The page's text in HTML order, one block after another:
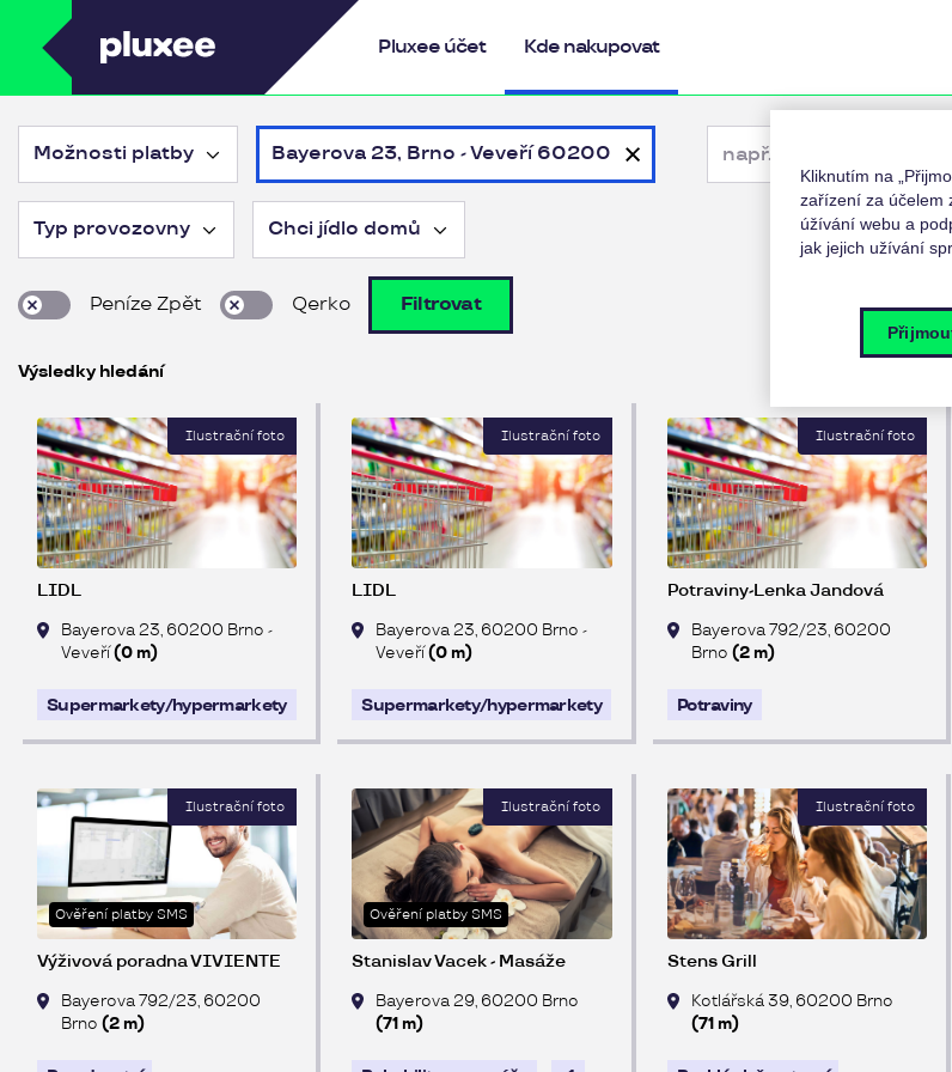
PluxeePluxee účet Kde nakupovat
Možnosti platby Bayerova 23, Brno - Veveří 60200
Typ provozovny Chci jídlo domů
Peníze Zpět Qerko Filtrovat
Výsledky hledání
LIDL
Bayerova 23, 60200 Brno -
Veveří(0 m)
Supermarkety/hypermarkety
LIDL
Bayerova 23, 60200 Brno -
Veveří(0 m)
Supermarkety/hypermarkety
Potraviny-Lenka Jandová
Bayerova 792/23, 60200
Brno (2 m)
Potraviny
Ověření platby SMS
Výživová poradna VIVIENTE
Bayerova 792/23, 60200
Brno (2 m)
Ověření platby SMS
Stanislav Vacek - Masáže
Bayerova 29, 60200 Brno
(71 m)
Stens Grill
Kotlářská 39, 60200 Brno
(71 m)
Kliknutím na
zařízení za účelem
úžívání webu a
jak jejich užívání